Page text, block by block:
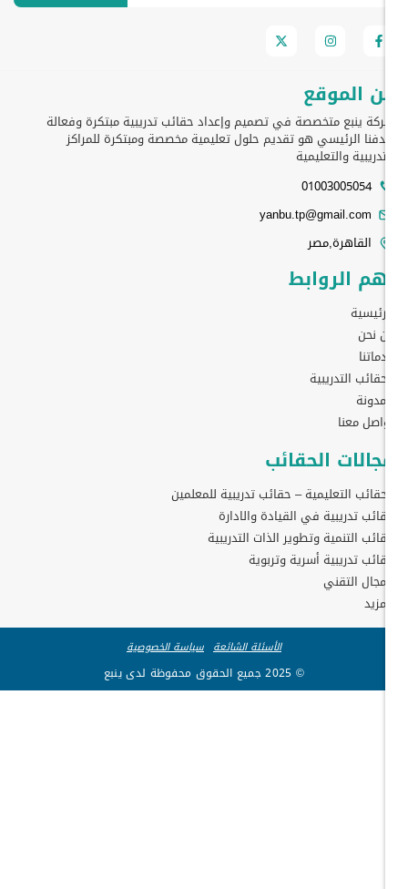
الموقع
ينبع متخصصة في تصميم وإعداد حقائب تدريبية مبتكرة وفعالة
الرئيسي هو تقديم حلول تعليمية مخصصة ومبتكرة للمراكز
والتعليمية
01003005054
yanbu.tp@gmail.com
القاهرة,مصر
الروابط
نحن
التدريبية
معنا
الحقائب
التعليمية – حقائب تدريبية للمعلمين
تدريبية في القيادة والادارة
التنمية وتطوير الذات التدريبية
تدريبية أسرية وتربوية
التقني
الأسئلة الشائعة سياسة الخصوصية